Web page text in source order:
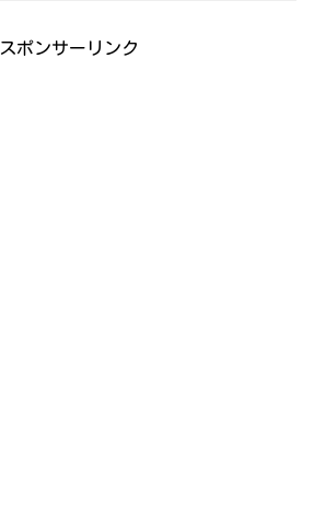
スポンサーリンク